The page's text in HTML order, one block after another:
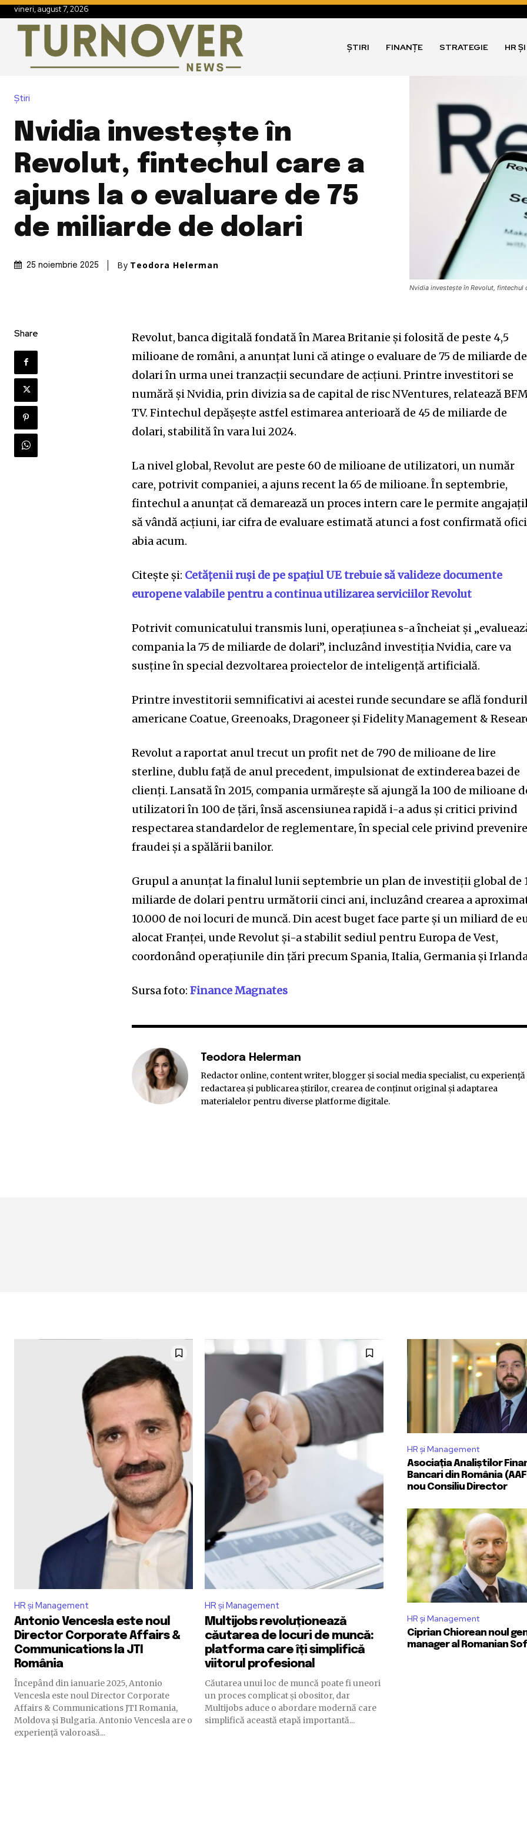
vineri, august 7, 2026
ȘTIRI FINANȚE STRATEGIE HR
Știri
Nvidia investește în
Revolut, fintechul care a
ajuns la o evaluare de 75
de miliarde de dolari
25 noiembrie 2025 By Teodora Helerman
Nvidia investește în Revolut, fintechul
Share
Revolut, banca digitală fondată în Marea Britanie și folosită de peste 4,5
milioane de români, a anunțat luni că atinge o evaluare de 75 de miliarde de
dolari în urma unei tranzacții secundare de acțiuni. Printre investitori se
numără și Nvidia, prin divizia sa de capital de risc NVentures, relatează
TV. Fintechul depășește astfel estimarea anterioară de 45 de miliarde de
dolari, stabilită în vara lui 2024.
La nivel global, Revolut are peste 60 de milioane de utilizatori, un număr
care, potrivit companiei, a ajuns recent la 65 de milioane. În septembrie,
fintechul a anunțat că demarează un proces intern care le permite
să vândă acțiuni, iar cifra de evaluare estimată atunci a fost confirmată
abia acum.
Citește și: Cetățenii ruși de pe spațiul UE trebuie să valideze documente
europene valabile pentru a continua utilizarea serviciilor Revolut
Potrivit comunicatului transmis luni, operațiunea s-a încheiat și
compania la 75 de miliarde de dolari”, incluzând investiția Nvidia, care va
susține în special dezvoltarea proiectelor de inteligență artificială.
Printre investitorii semnificativi ai acestei runde secundare se află
americane Coatue, Greenoaks, Dragoneer și Fidelity Management &
Revolut a raportat anul trecut un profit net de 790 de milioane de lire
sterline, dublu față de anul precedent, impulsionat de extinderea bazei de
clienți. Lansată în 2015, compania urmărește să ajungă la 100 de milioane
utilizatori în 100 de țări, însă ascensiunea rapidă i-a adus și critici privind
respectarea standardelor de reglementare, în special cele privind
fraudei și a spălării banilor.
Grupul a anunțat la finalul lunii septembrie un plan de investiții global de
miliarde de dolari pentru următorii cinci ani, incluzând crearea a
10.000 de noi locuri de muncă. Din acest buget face parte și un miliard de
alocat Franței, unde Revolut și-a stabilit sediul pentru Europa de Vest,
coordonând operațiunile din țări precum Spania, Italia, Germania și
Sursa foto:Finance Magnates
Teodora Helerman
Redactor online, content writer, blogger și social media specialist, cu
redactarea și publicarea știrilor, crearea de conținut original și adaptarea
materialelor pentru diverse platforme digitale.
HR și Management
Antonio Vencesla este noul
Director Corporate Affairs &
Communications la JTI
România
Începând din ianuarie 2025, Antonio
Vencesla este noul Director Corporate
Affairs & Communications JTI Romania,
Moldova și Bulgaria. Antonio Vencesla are o
experiență valoroasă...
HR și Management
Multijobs revoluționează
căutarea de locuri de muncă:
platforma care îți simplifică
viitorul profesional
Căutarea unui loc de muncă poate fi uneori
un proces complicat și obositor, dar
Multijobs aduce o abordare modernă care
simplifică această etapă importantă...
HR și Management
Asociația Analiștilor
Bancari din România
nou Consiliu Director
HR și Management
Ciprian Chiorean noul
manager al Romanian